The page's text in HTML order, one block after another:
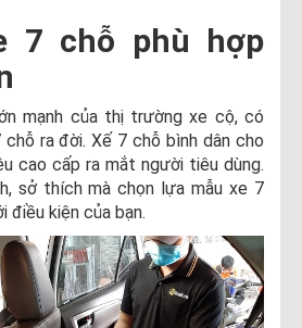
7 chỗ phù hợp
mạnh của thị trường xe cộ, có
ra đời. Xế 7 chỗ bình dân cho
cao cấp ra mắt người tiêu dùng.
sở thích mà chọn lựa mẫu xe 7
điều kiện của bạn.